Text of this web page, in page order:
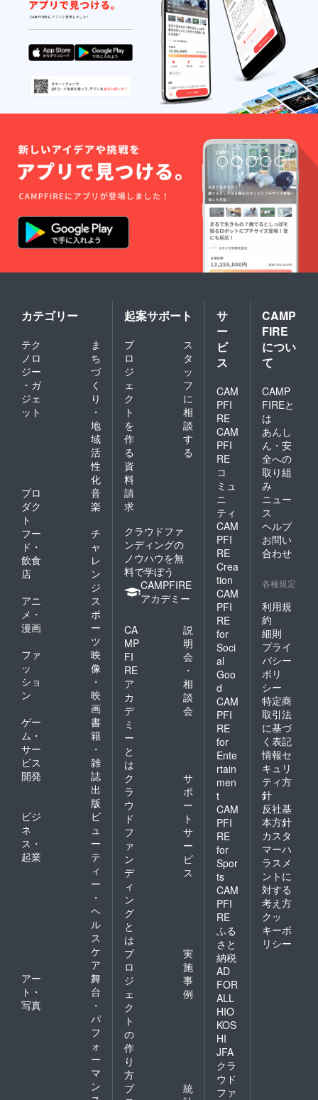
内容に
したが
い、ご
予約し
ていた
だける
システ
ムで
す。 店
舗住所
静岡県
駿河区
登呂2-
14-16
駐車場
完備 ※
店舗ま
での交
通費は
ご負担
きま
す。
駐車場
完備 ※
店舗ま
での交
通費は
ご負担
いただ
きま
す。
カテゴリー
テク
ノロ
ジー
・ガ
ジェ
ット
ま
ち
づ
く
り
・
地
域
活
性
化
プロ
ダク
ト
音
楽
フー
ド・
飲食
店
チ
ャ
レ
ン
ジ
アニ
メ・
漫画
ス
ポ
ー
ツ
ファ
ッ
ショ
ン
映
像
・
映
画
ゲー
ム・
サー
ビス
開発
書
籍
・
雑
誌
出
版
ビジ
ネ
ス・
起業
ビ
ュ
ー
テ
ィ
ー
・
ヘ
ル
ス
ケ
ア
アー
ト・
写真
舞
台
・
パ
フ
ォ
ー
マ
ン
起案サポート
プ
ロ
ジ
ェ
ク
ト
を
作
る
ス
タ
ッ
フ
に
相
談
す
る
資
料
請
求
クラウドファ
ンディングの
ノウハウを無
料で学ぼう
CAMPFIRE
アカデミー
CA
MP
FI
RE
ア
カ
デ
ミ
ー
と
は
説
明
会
・
相
談
会
ク
ラ
ウ
ド
フ
ァ
ン
デ
ィ
ン
グ
と
は
サ
ポ
ー
ト
サ
ー
ビ
ス
プ
ロ
ジ
ェ
ク
ト
の
作
り
方
実
施
事
例
プ
統
サ
ー
ビ
ス
CAM
PFI
RE
CAM
PFI
RE
コ
ミュ
ニ
ティ
CAM
PFI
RE
Crea
tion
CAM
PFI
RE
for
Soci
al
Goo
d
CAM
PFI
RE
for
Ente
rtain
men
t
CAM
PFI
RE
for
Spor
ts
CAM
PFI
RE
ふる
さと
納税
AD
FOR
ALL
HIO
KOS
HI
JFA
クラ
ウド
ファ
CAMP
FIRE
につい
て
CAMP
FIREと
は
あんし
ん・安
全への
取り組
み
ニュー
ス
ヘルプ
お問い
合わせ
各種規定
利用規
約
細則
プライ
バシー
ポリ
シー
特定商
取引法
に基づ
く表記
情報セ
キュリ
ティ方
針
反社基
本方針
カスタ
マーハ
ラスメ
ントに
対する
考え方
クッ
キーポ
リシー